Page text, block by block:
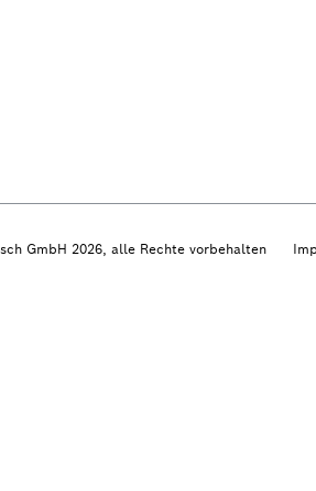
GmbH 2026, alle Rechte vorbehalten